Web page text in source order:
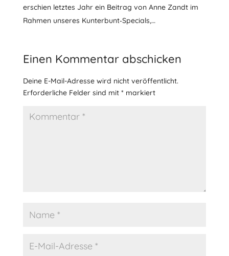
erschien letz­tes Jahr ein Bei­trag von Anne Zandt im
Rah­men unse­res Kunterbunt‐Specials,…
Einen Kommentar abschicken
Deine E-Mail-Adresse wird nicht veröffentlicht.
Erforderliche Felder sind mit * markiert